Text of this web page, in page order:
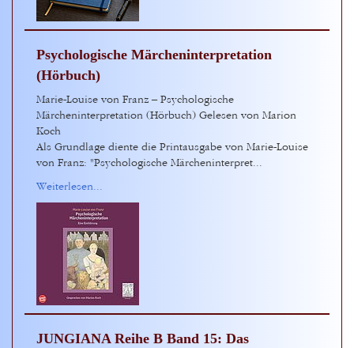
Psychologische Märcheninterpretation
(Hörbuch)
Marie-Louise von Franz – Psychologische
Märcheninterpretation (Hörbuch) Gelesen von Marion
Koch
Als Grundlage diente die Printausgabe von Marie-Louise
von Franz: "Psychologische Märcheninterpret...
Weiterlesen...
JUNGIANA Reihe B Band 15: Das